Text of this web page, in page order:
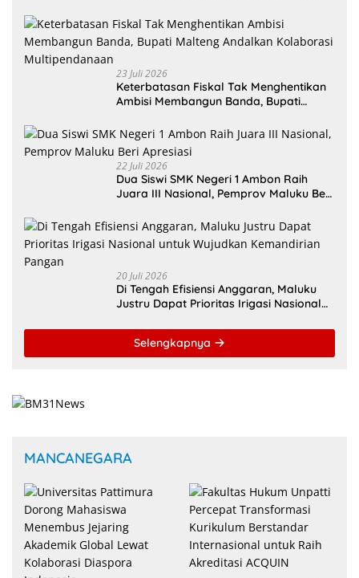
23 Juli 2026
Keterbatasan Fiskal Tak Menghentikan
Ambisi Membangun Banda, Bupati
Multipendanaan
22 Juli 2026
Dua Siswi SMK Negeri 1 Ambon Raih
Juara III Nasional, Pemprov Maluku Beri
20 Juli 2026
Di Tengah Efisiensi Anggaran, Maluku
Justru Dapat Prioritas Irigasi Nasional
Selengkapnya
MANCANEGARA